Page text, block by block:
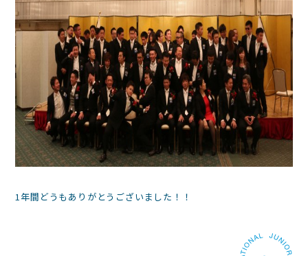
1年間どうもありがとうございました！！